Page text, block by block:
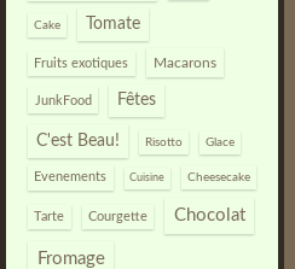
Cake Tomate
Fruits exotiques Macarons
JunkFood Fêtes
C'est Beau! Risotto Glace
Evenements Cuisine Cheesecake
Tarte Courgette Chocolat
Fromage